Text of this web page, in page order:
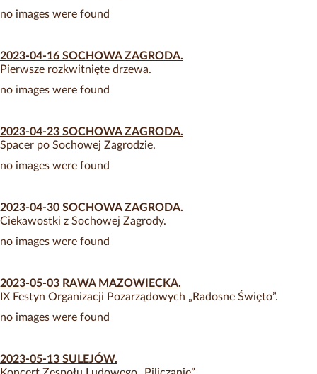
no images were found
2023-04-16 SOCHOWA ZAGRODA.
Pierwsze rozkwitnięte drzewa.
no images were found
2023-04-23 SOCHOWA ZAGRODA.
Spacer po Sochowej Zagrodzie.
no images were found
2023-04-30 SOCHOWA ZAGRODA.
Ciekawostki z Sochowej Zagrody.
no images were found
2023-05-03 RAWA MAZOWIECKA.
IX Festyn Organizacji Pozarządowych „Radosne Święto”.
no images were found
2023-05-13 SULEJÓW.